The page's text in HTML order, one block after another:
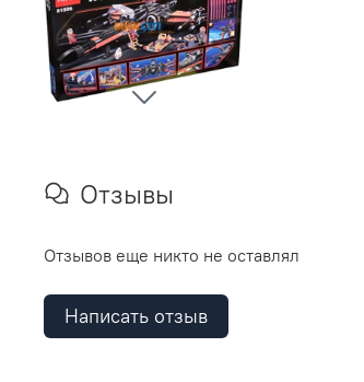
Отзывы
Отзывов еще никто не оставлял
Написать отзыв